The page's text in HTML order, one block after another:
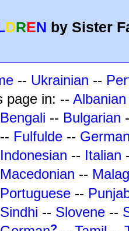
DREN by Sister
-- Ukrainian --
page in: -- Albanian
Bengali -- Bulgarian
-- Fulfulde --
Indonesian -- Italian
Macedonian --
Portuguese --
Sindhi -- Slovene --